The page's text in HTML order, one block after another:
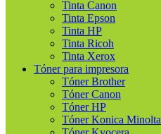
Tinta Canon
Tinta Epson
Tinta HP
Tinta Ricoh
Tinta Xerox
Tóner para impresora
Tóner Brother
Tóner Canon
Tóner HP
Tóner Konica Minolta